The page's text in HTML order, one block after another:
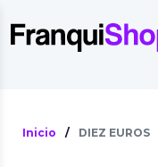
Inicio / DIEZ EUROS